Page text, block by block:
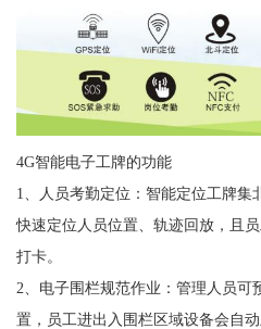
4G智能电子工牌的功能
1、人员考勤定位：智能定位工牌集
快速定位人员位置、轨迹回放，且
打卡。
2、电子围栏规范作业：管理人员可
置，员工进出入围栏区域设备会自